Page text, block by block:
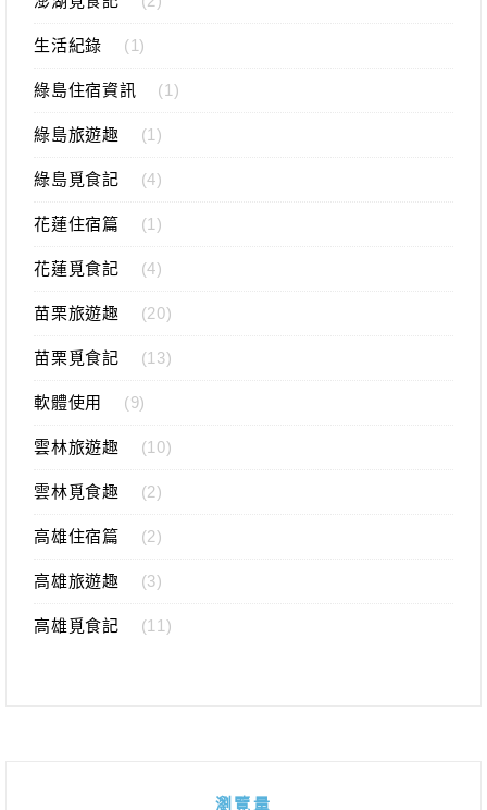
生活紀錄 (1)
綠島住宿資訊 (1)
綠島旅遊趣 (1)
綠島覓食記 (4)
花蓮住宿篇 (1)
花蓮覓食記 (4)
苗栗旅遊趣 (20)
苗栗覓食記 (13)
軟體使用 (9)
雲林旅遊趣 (10)
雲林覓食趣 (2)
高雄住宿篇 (2)
高雄旅遊趣 (3)
高雄覓食記 (11)
瀏覽量